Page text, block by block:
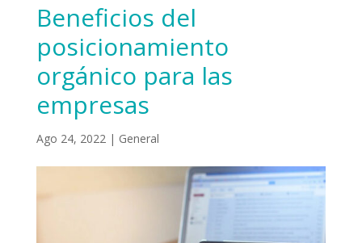
Beneficios del
posicionamiento
orgánico para las
empresas
Ago 24, 2022| General